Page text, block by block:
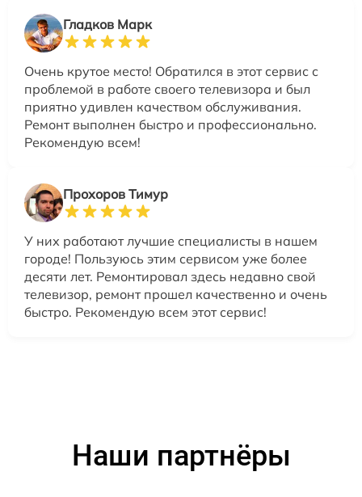
Гладков Марк
Очень крутое место! Обратился в этот сервис с
проблемой в работе своего телевизора и был
приятно удивлен качеством обслуживания.
Ремонт выполнен быстро и профессионально.
Рекомендую всем!
Прохоров Тимур
У них работают лучшие специалисты в нашем
городе! Пользуюсь этим сервисом уже более
десяти лет. Ремонтировал здесь недавно свой
телевизор, ремонт прошел качественно и очень
быстро. Рекомендую всем этот сервис!
Наши партнёры